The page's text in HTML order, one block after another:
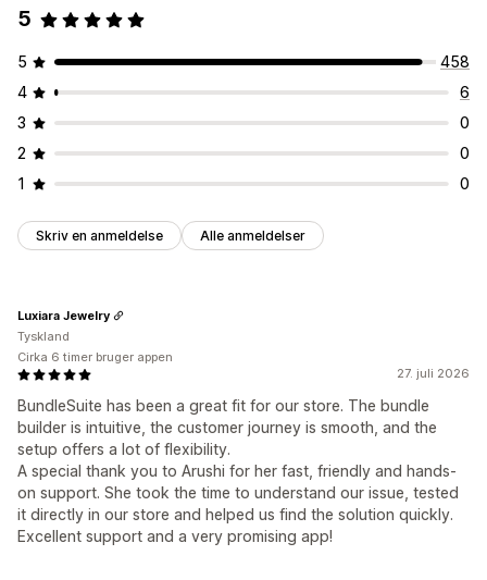
5
5
458
4
6
3
0
2
0
1
0
Skriv en anmeldelse Alle anmeldelser
27. juli 2026
BundleSuite has been a great fit for our store. The bundle
builder is intuitive, the customer journey is smooth, and the
setup offers a lot of flexibility.
A special thank you to Arushi for her fast, friendly and hands-
on support. She took the time to understand our issue, tested
it directly in our store and helped us find the solution quickly.
Excellent support and a very promising app!
Luxiara Jewelry
Tyskland
Cirka 6 timer bruger appen